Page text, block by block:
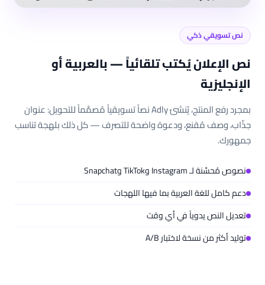
نص تسويقي ذكي
نص الإعلان يُكتب تلقائياً — بالعربية أو
الإنجليزية
بمجرد رفع المنتج، يُنشئ Adly نصاً تسويقياً مُصمَّماً للتحويل: عنوان
جذّاب، وصف مُقنع، ودعوة واضحة للتصرف — كل ذلك بلهجة تناسب
جمهورك.
نصوص مُحسَّنة لـ Instagram وTikTok وSnapchat
دعم كامل للغة العربية بما فيها اللهجات
تعديل النص يدوياً في أي وقت
توليد أكثر من نسخة لاختبار A/B